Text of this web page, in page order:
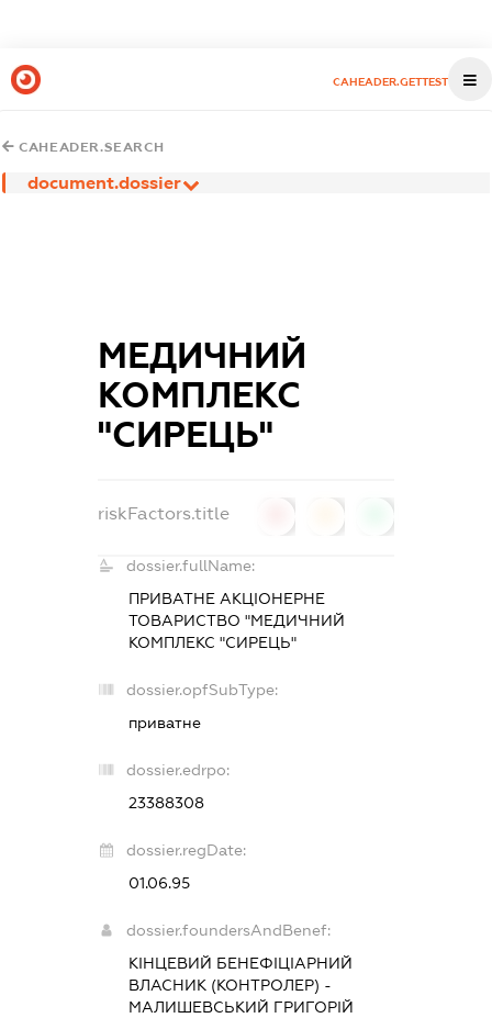
CAHEADER.GETTEST
CAHEADER.SEARCH
document.dossier
МЕДИЧНИЙ
КОМПЛЕКС
"СИРЕЦЬ"
riskFactors.title
dossier.fullName:
ПРИВАТНЕ АКЦІОНЕРНЕ
ТОВАРИСТВО "МЕДИЧНИЙ
КОМПЛЕКС "СИРЕЦЬ"
dossier.opfSubType:
приватне
dossier.edrpo:
23388308
dossier.regDate:
01.06.95
dossier.foundersAndBenef:
КІНЦЕВИЙ БЕНЕФІЦІАРНИЙ
ВЛАСНИК (КОНТРОЛЕР) -
МАЛИШЕВСЬКИЙ ГРИГОРІЙ